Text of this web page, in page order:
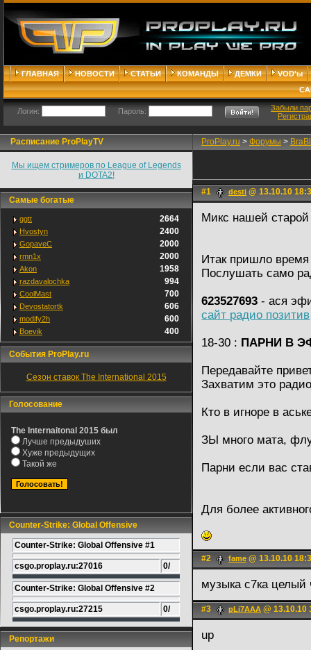
ГЛАВНАЯ НОВОСТИ СТАТЬИ КОМАНДЫ ДЕМКИ
VOD'ы
Логин: Пароль:
Забыли
Расписание ProPlayTV
Мы ищем стримеров по League of Legends
и DOTA2!
Самые богатые
ggtt 2664
Hvostyn 2400
GopaveC 2000
rmn1x 2000
Akon 1958
razdavalochka 994
CoolMast 700
Devostatortk 606
modify2h 600
Boevik 400
События ProPlay.ru
Сезон ставок The International 2015
Голосование
The Internaitonal 2015 был
Лучше предыдуших
Хуже предыдущих
Такой же
Counter-Strike: Global Offensive
Counter-Strike: Global Offensive #1
csgo.proplay.ru:27016 0/
Counter-Strike: Global Offensive #2
csgo.proplay.ru:27215 0/
Репортажи
ProPlay.ru > Форумы >
#1 desti @ 13.10.10
Микс нашей
Итак пришло время
Послушать само
623527693 - ася
сайт радио позитив
18-30 : ПАРНИ В
Передавайте
Захватим это
Кто в игноре в
ЗЫ много мата,
Парни если вас
Для более
#2 fame @ 13.10.10
музыка с7ка целый
#3 pLi7AAA @ 13.10.10
up